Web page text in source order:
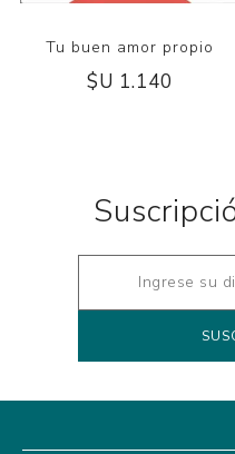
Tu buen amor propio
$U 1.140